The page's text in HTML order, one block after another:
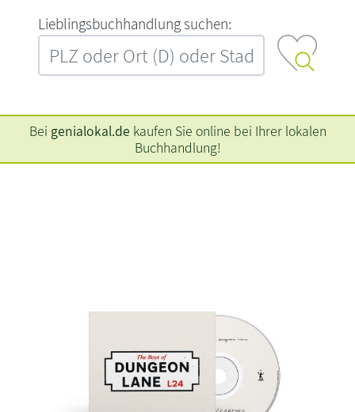
L‍i‍e‍b‍l‍i‍n‍g‍s‍b‍u‍c‍h‍h‍a‍n‍d‍l‍u‍n‍g‍ ‍s‍u‍c‍h‍e‍n‍:‍
Bei genialokal.de kaufen Sie online bei Ihrer lokalen
Buchhandlung!